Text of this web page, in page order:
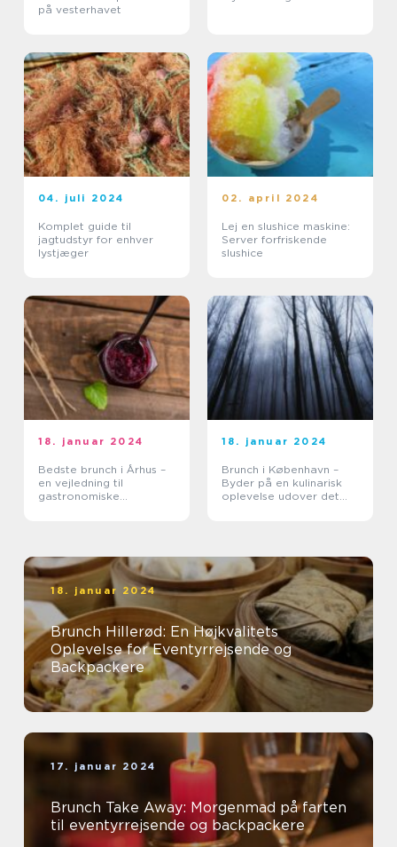
på vesterhavet
04. juli 2024
Komplet guide til
jagtudstyr for enhver
lystjæger
02. april 2024
Lej en slushice maskine:
Server forfriskende
slushice
18. januar 2024
Bedste brunch i Århus –
en vejledning til
gastronomiske
18. januar 2024
Brunch i København –
Byder på en kulinarisk
oplevelse udover det
18. januar 2024
Brunch Hillerød: En Højkvalitets
Oplevelse for Eventyrrejsende og
Backpackere
17. januar 2024
Brunch Take Away: Morgenmad på farten
til eventyrrejsende og backpackere